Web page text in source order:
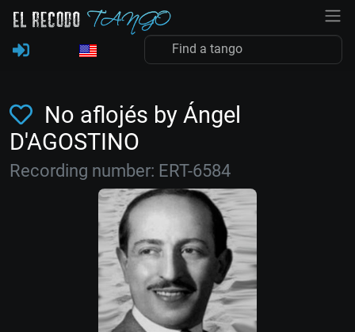
No aflojés by Ángel
D'AGOSTINO
Recording number: ERT-6584